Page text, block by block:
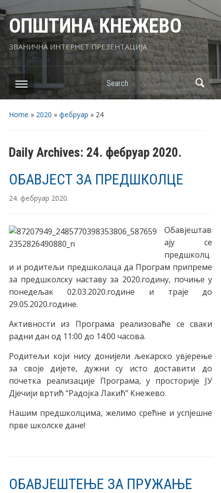
ОПШТИНА КНЕЖЕВО
ЗВАНИЧНА ИНТЕРНЕТ ПРЕЗЕНТАЦИЈА
Search
Home » 2020 » фебруар » 24
Daily Archives: 24. фебруар 2020.
ОБАВЈЕСТ ЗА ПРЕДШКОЛЦЕ
24. фебруар 2020.
Обавјештав
ају се
предшколц
и и родитељи предшколаца да Програм припреме
за предшколску наставу за 2020.годину, почиње у
понедељак 02.03.2020.године и траје до
29.05.2020.године.
Активности из Програма реализоваће се сваки
радни дан од 11:00 до 14:00 часова.
Родитељи који нису донијели љекарско увјерење
за своје дијете, дужни су исто доставити до
почетка реализације Програма, у просторије ЈУ
Дјечији вртић “Радојка Лакић” Кнежево.
Нашим предшколцима, желимо срећне и успјешне
прве школске дане!
ОБАВЈЕШТЕЊЕ ЗА ПРУЖАЊЕ